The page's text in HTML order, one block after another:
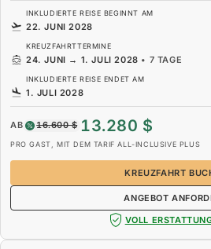
INKLUDIERTE REISE BEGINNT AM
22. JUNI 2028
KREUZFAHRTTERMINE
24. JUNI → 1. JULI 2028 • 7 TAGE
INKLUDIERTE REISE ENDET AM
1. JULI 2028
AB 16.600 $ 13.280 $
PRO GAST, MIT DEM TARIF ALL-INCLUSIVE PLUS
KREUZFAHRT
ANGEBOT
VOLL